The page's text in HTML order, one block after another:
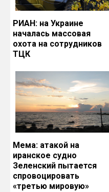
РИАН: на Украине
началась массовая
охота на сотрудников
ТЦК
Мема: атакой на
иранское судно
Зеленский пытается
спровоцировать
«третью мировую»